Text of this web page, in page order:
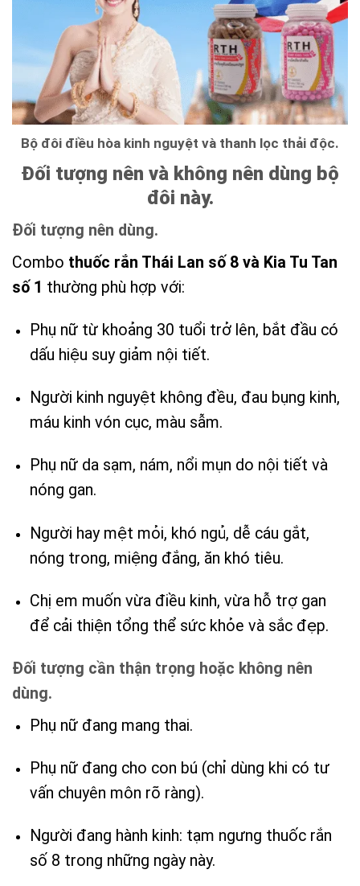
Bộ đôi điều hòa kinh nguyệt và thanh lọc thải độc.
Đối tượng nên và không nên dùng bộ
đôi này.
Đối tượng nên dùng.
Combo thuốc rắn Thái Lan số 8 và Kia Tu Tan
số 1 thường phù hợp với:
Phụ nữ từ khoảng 30 tuổi trở lên, bắt đầu có
dấu hiệu suy giảm nội tiết.
Người kinh nguyệt không đều, đau bụng kinh,
máu kinh vón cục, màu sẫm.
Phụ nữ da sạm, nám, nổi mụn do nội tiết và
nóng gan.
Người hay mệt mỏi, khó ngủ, dễ cáu gắt,
nóng trong, miệng đắng, ăn khó tiêu.
Chị em muốn vừa điều kinh, vừa hỗ trợ gan
để cải thiện tổng thể sức khỏe và sắc đẹp.
Đối tượng cần thận trọng hoặc không nên
dùng.
Phụ nữ đang mang thai.
Phụ nữ đang cho con bú (chỉ dùng khi có tư
vấn chuyên môn rõ ràng).
Người đang hành kinh: tạm ngưng thuốc rắn
số 8 trong những ngày này.